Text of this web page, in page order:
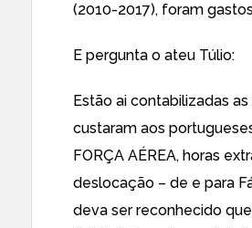
(2010-2017), foram
E pergunta o ateu Túlio:
Estão ai contabilizadas as
custaram aos
FORÇA AÉREA, horas
deslocação – de e para
deva ser reconhecido